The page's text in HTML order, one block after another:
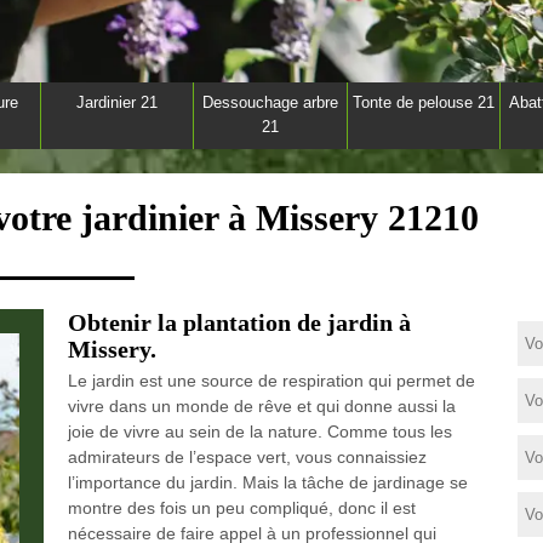
Jardinier 21
Dessouchage arbre
21
Tonte de pelouse 21
jardinier à Missery 21210
Obtenir la plantation de jardin à
Missery.
Le jardin est une source de respiration qui permet de
vivre dans un monde de rêve et qui donne aussi la
joie de vivre au sein de la nature. Comme tous les
admirateurs de l’espace vert, vous connaissiez
l’importance du jardin. Mais la tâche de jardinage se
montre des fois un peu compliqué, donc il est
nécessaire de faire appel à un professionnel qui